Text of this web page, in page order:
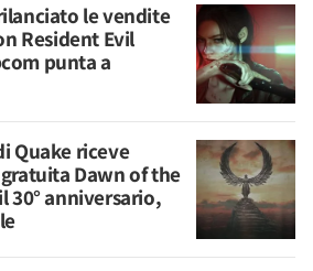
le vendite
Resident Evil
punta a
Quake riceve
Dawn of the
30° anniversario,